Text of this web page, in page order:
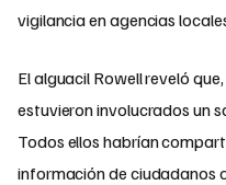
vigilancia en agencias
El alguacil Rowell reveló
estuvieron involucrados un
Todos ellos habrían
información de ciudadanos